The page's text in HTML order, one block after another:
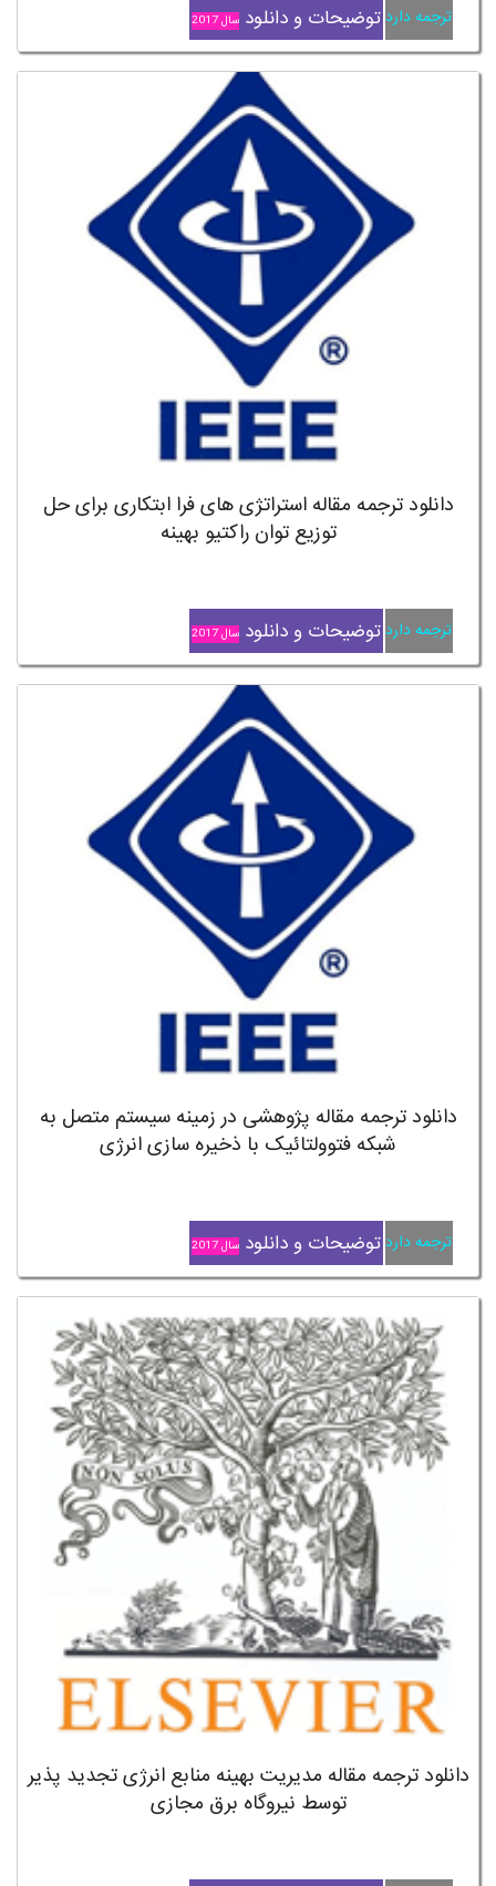
ترجمه دارد توضیحات و دانلود سال 2017
دانلود ترجمه مقاله استراتژی های فرا ابتکاری برای حل
توزیع توان راکتیو بهینه
ترجمه دارد توضیحات و دانلود سال 2017
دانلود ترجمه مقاله پژوهشی در زمینه سیستم متصل به
شبکه فتوولتائیک با ذخیره سازی انرژی
ترجمه دارد توضیحات و دانلود سال 2017
دانلود ترجمه مقاله مدیریت بهینه منابع انرژی تجدید پذیر
توسط نیروگاه برق مجازی